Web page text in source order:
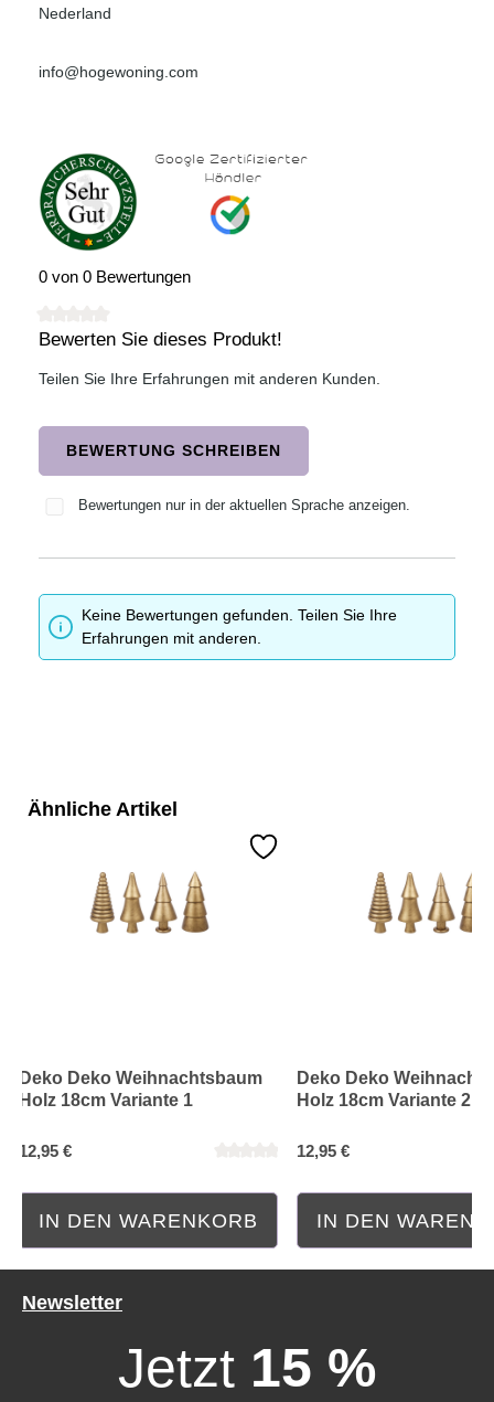
Nederland
info@hogewoning.com
0 von 0 Bewertungen
Durchschnittliche Bewertung von 0 von 5 Sternen
Bewerten Sie dieses Produkt!
Teilen Sie Ihre Erfahrungen mit anderen Kunden.
BEWERTUNG SCHREIBEN
Bewertungen nur in der aktuellen Sprache anzeigen.
Keine Bewertungen gefunden. Teilen Sie Ihre
Erfahrungen mit anderen.
Ähnliche Artikel
Deko Deko Weihnachtsbaum
Holz 18cm Variante 1
12,95 €
IN DEN WARENKORB
Deko Deko
Holz 18cm Variante 2
12,95 €
IN DEN
Newsletter
Jetzt 15 %